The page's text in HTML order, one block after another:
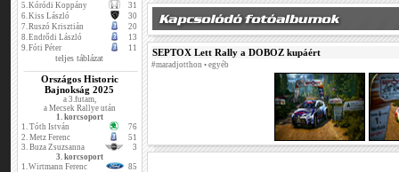
5.Kóródi Koppány
31
6.Kiss László
30
7.Ruszó Krisztián
20
8.Endrődi László
13
9.Fóti Péter 11
teljes táblázat
Országos Historic
Bajnokság 2025
a 3.futam,
a Mecsek Rallye után
1. korcsoport
1. Tóth István
76
2. Metz Ferenc
51
3. Buza Zsuzsanna
3
3. korcsoport
1.Wirtmann Ferenc
85
SEPTOX Lett Rally a DOBOZ kupáért
#maradjotthon • egyéb